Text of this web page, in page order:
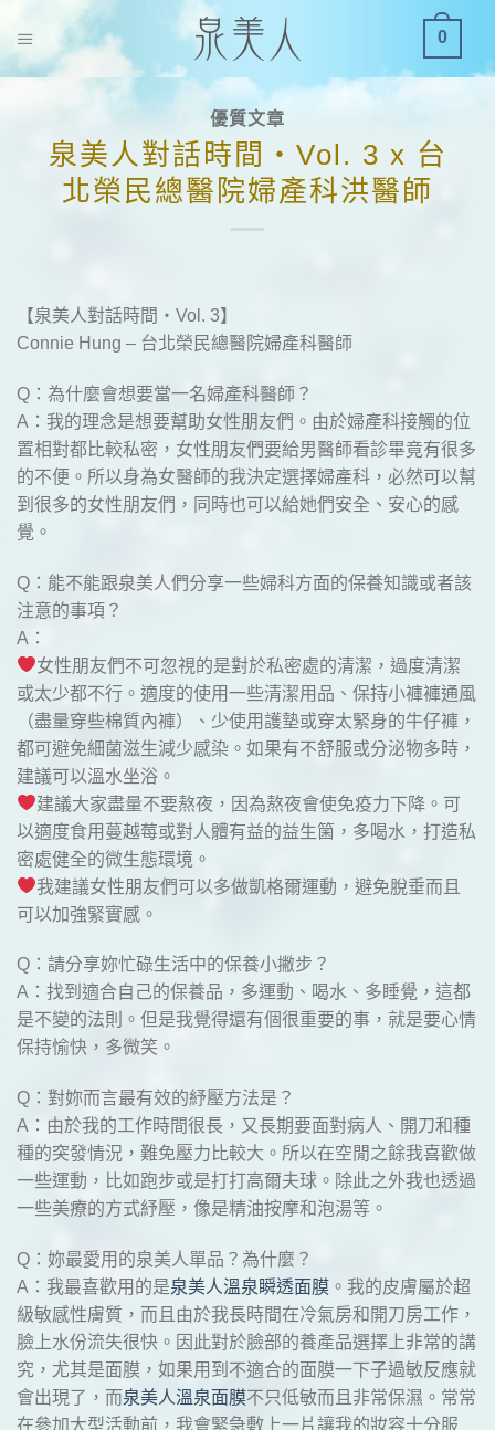
0
優質文章
泉美人對話時間・Vol. 3 x 台
北榮民總醫院婦產科洪醫師
【泉美人對話時間・Vol. 3】
Connie Hung – 台北榮民總醫院婦產科醫師
Q：為什麼會想要當一名婦產科醫師？
A：我的理念是想要幫助女性朋友們。由於婦產科接觸的位
置相對都比較私密，女性朋友們要給男醫師看診畢竟有很多
的不便。所以身為女醫師的我決定選擇婦產科，必然可以幫
到很多的女性朋友們，同時也可以給她們安全、安心的感
覺。
Q：能不能跟泉美人們分享一些婦科方面的保養知識或者該
注意的事項？
A：
女性朋友們不可忽視的是對於私密處的清潔，過度清潔
或太少都不行。適度的使用一些清潔用品、保持小褲褲通風
（盡量穿些棉質內褲）、少使用護墊或穿太緊身的牛仔褲，
都可避免細菌滋生減少感染。如果有不舒服或分泌物多時，
建議可以溫水坐浴。
建議大家盡量不要熬夜，因為熬夜會使免疫力下降。可
以適度食用蔓越莓或對人體有益的益生箘，多喝水，打造私
密處健全的微生態環境。
我建議女性朋友們可以多做凱格爾運動，避免脫垂而且
可以加強緊實感。
Q：請分享妳忙碌生活中的保養小撇步？
A：找到適合自己的保養品，多運動、喝水、多睡覺，這都
是不變的法則。但是我覺得還有個很重要的事，就是要心情
保持愉快，多微笑。
Q：對妳而言最有效的紓壓方法是？
A：由於我的工作時間很長，又長期要面對病人、開刀和種
種的突發情況，難免壓力比較大。所以在空閒之餘我喜歡做
一些運動，比如跑步或是打打高爾夫球。除此之外我也透過
一些美療的方式紓壓，像是精油按摩和泡湯等。
Q：妳最愛用的泉美人單品？為什麼？
A：我最喜歡用的是泉美人溫泉瞬透面膜 。我的皮膚屬於超
級敏感性膚質，而且由於我長時間在冷氣房和開刀房工作，
臉上水份流失很快。因此對於臉部的養產品選擇上非常的講
究，尤其是面膜，如果用到不適合的面膜一下子過敏反應就
會出現了，而泉美人溫泉面膜不只低敏而且非常保濕。常常
在參加大型活動前，我會緊急敷上一片讓我的妝容十分服